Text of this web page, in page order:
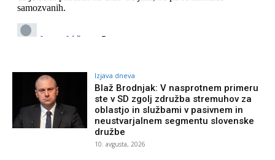
Izjava dneva
Blaž Brodnjak: V nasprotnem primeru
ste v SD zgolj združba stremuhov za
oblastjo in službami v pasivnem in
neustvarjalnem segmentu slovenske
družbe
10. avgusta, 2026